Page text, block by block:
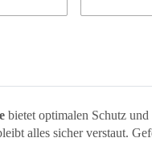
bietet optimalen Schutz
alles sicher verstaut.